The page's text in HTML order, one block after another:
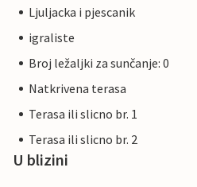
Ljuljacka i pjescanik
igraliste
Broj ležaljki za sunčanje: 0
Natkrivena terasa
Terasa ili slicno br. 1
Terasa ili slicno br. 2
U blizini